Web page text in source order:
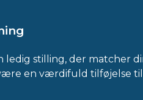
ledig stilling, der matcher
en værdifuld tilføjelse til